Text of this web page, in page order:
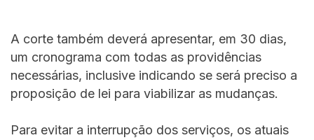
A corte também deverá apresentar, em 30 dias,
um cronograma com todas as providências
necessárias, inclusive indicando se será preciso a
proposição de lei para viabilizar as mudanças.
Para evitar a interrupção dos serviços, os atuais